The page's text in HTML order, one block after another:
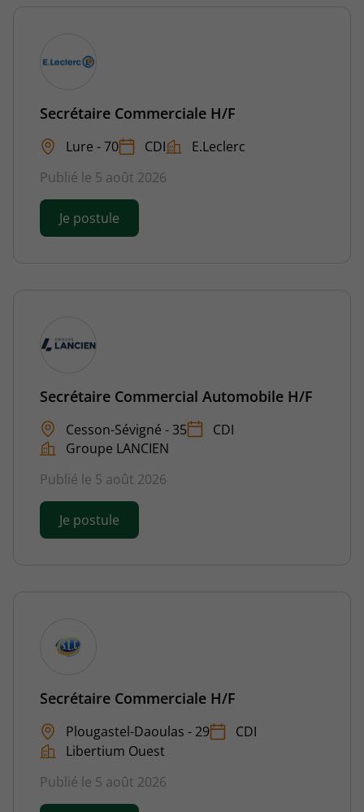
Secrétaire Commerciale H/F
Lure - 70 CDI
E.Leclerc
Publié le 5 août 2026
Je postule
Secrétaire Commercial Automobile H/F
Cesson-Sévigné - 35
CDI
Groupe LANCIEN
Publié le 5 août 2026
Je postule
Secrétaire Commerciale H/F
Plougastel-Daoulas - 29
CDI
Libertium Ouest
Publié le 5 août 2026